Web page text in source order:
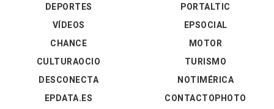
DEPORTES
VÍDEOS
PORTALTIC
EPSOCIAL
CHANCE
CULTURAOCIO
DESCONECTA
EPDATA.ES
MOTOR
TURISMO
NOTIMÉRICA
CONTACTOPHOTO